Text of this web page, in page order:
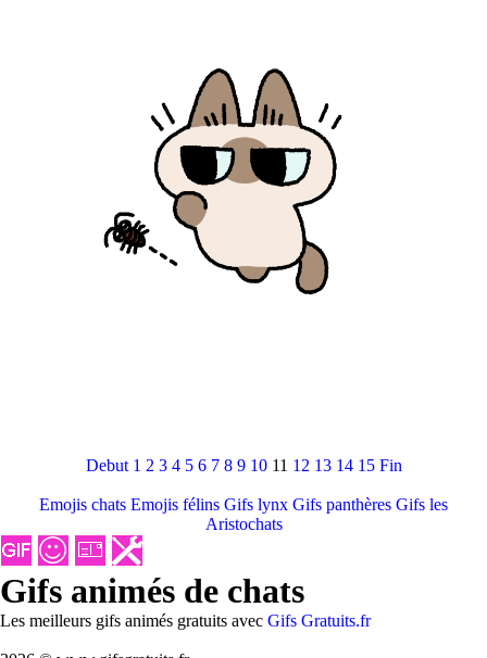
Debut 1 2 3 4 5 6 7 8 9 10 11 12 13 14 15 Fin
Emojis chats Emojis félins Gifs lynx Gifs panthères Gifs les
Aristochats
Gifs animés de chats
Les meilleurs gifs animés gratuits avec Gifs Gratuits.fr